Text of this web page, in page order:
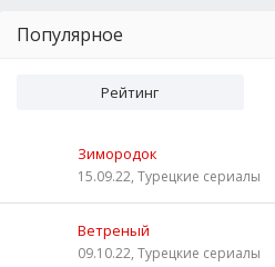
Популярное
Рейтинг
Зимородок
15.09.22, Турецкие сериалы
Ветреный
09.10.22, Турецкие сериалы